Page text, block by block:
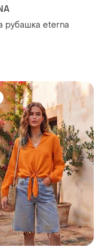
рубашка eterna